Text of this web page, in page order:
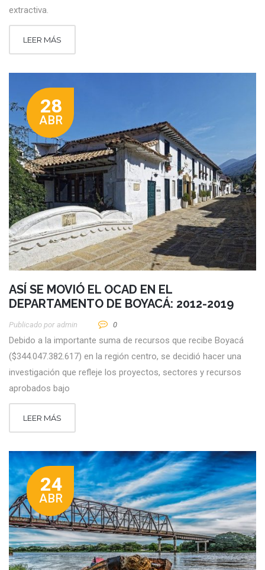
extractiva.
LEER MÁS
28
ABR
ASÍ SE MOVIÓ EL OCAD EN EL
DEPARTAMENTO DE BOYACÁ: 2012-2019
Publicado por Admin 0
Debido a la importante suma de recursos que recibe Boyacá
($344.047.382.617) en la región centro, se decidió hacer una
investigación que refleje los proyectos, sectores y recursos
aprobados bajo
LEER MÁS
24
ABR